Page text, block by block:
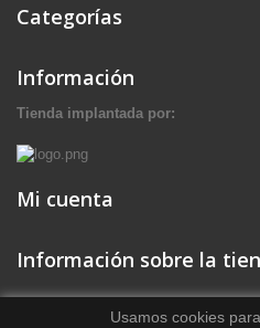
Categorías
Información
Tienda implantada por:
Mi cuenta
Información sobre la
Usamos cookies